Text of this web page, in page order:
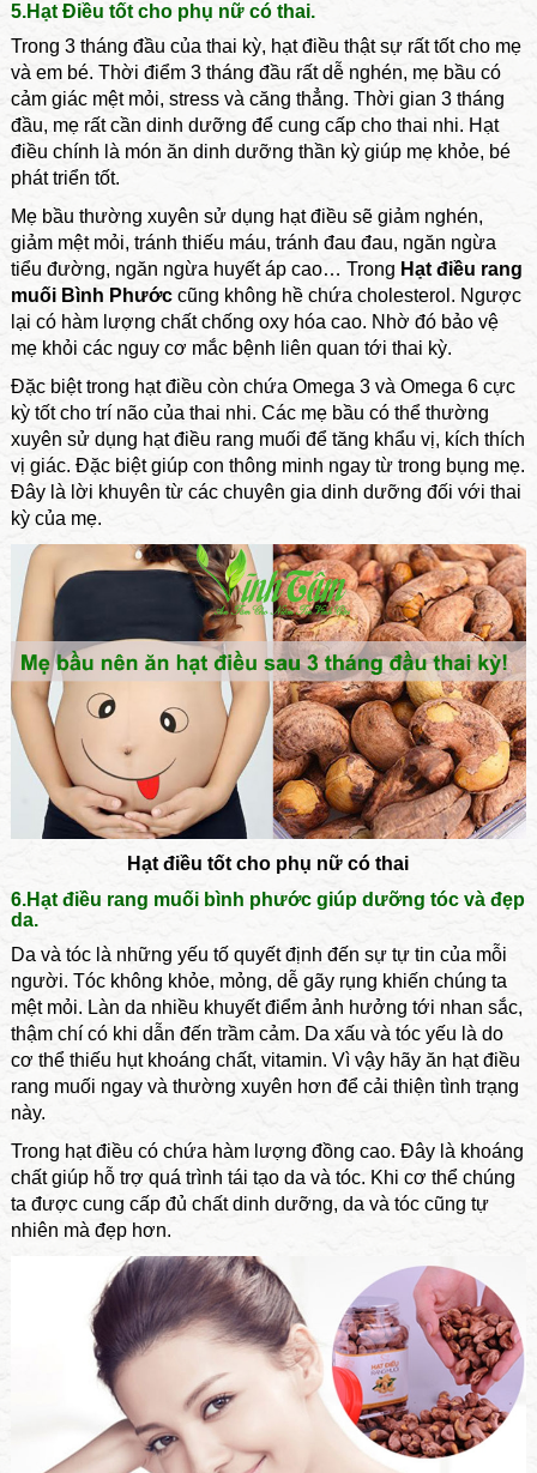
5.Hạt Điều tốt cho phụ nữ có thai.
Trong 3 tháng đầu của thai kỳ, hạt điều thật sự rất tốt cho mẹ
và em bé. Thời điểm 3 tháng đầu rất dễ nghén, mẹ bầu có
cảm giác mệt mỏi, stress và căng thẳng. Thời gian 3 tháng
đầu, mẹ rất cần dinh dưỡng để cung cấp cho thai nhi. Hạt
điều chính là món ăn dinh dưỡng thần kỳ giúp mẹ khỏe, bé
phát triển tốt.
Mẹ bầu thường xuyên sử dụng hạt điều sẽ giảm nghén,
giảm mệt mỏi, tránh thiếu máu, tránh đau đau, ngăn ngừa
tiểu đường, ngăn ngừa huyết áp cao… Trong Hạt điều rang
muối Bình Phước cũng không hề chứa cholesterol. Ngược
lại có hàm lượng chất chống oxy hóa cao. Nhờ đó bảo vệ
mẹ khỏi các nguy cơ mắc bệnh liên quan tới thai kỳ.
Đặc biệt trong hạt điều còn chứa Omega 3 và Omega 6 cực
kỳ tốt cho trí não của thai nhi. Các mẹ bầu có thể thường
xuyên sử dụng hạt điều rang muối để tăng khẩu vị, kích thích
vị giác. Đặc biệt giúp con thông minh ngay từ trong bụng mẹ.
Đây là lời khuyên từ các chuyên gia dinh dưỡng đối với thai
kỳ của mẹ.
Hạt điều tốt cho phụ nữ có thai
6.Hạt điều rang muối bình phước giúp dưỡng tóc và đẹp
da.
Da và tóc là những yếu tố quyết định đến sự tự tin của mỗi
người. Tóc không khỏe, mỏng, dễ gãy rụng khiến chúng ta
mệt mỏi. Làn da nhiều khuyết điểm ảnh hưởng tới nhan sắc,
thậm chí có khi dẫn đến trầm cảm. Da xấu và tóc yếu là do
cơ thể thiếu hụt khoáng chất, vitamin. Vì vậy hãy ăn hạt điều
rang muối ngay và thường xuyên hơn để cải thiện tình trạng
này.
Trong hạt điều có chứa hàm lượng đồng cao. Đây là khoáng
chất giúp hỗ trợ quá trình tái tạo da và tóc. Khi cơ thể chúng
ta được cung cấp đủ chất dinh dưỡng, da và tóc cũng tự
nhiên mà đẹp hơn.